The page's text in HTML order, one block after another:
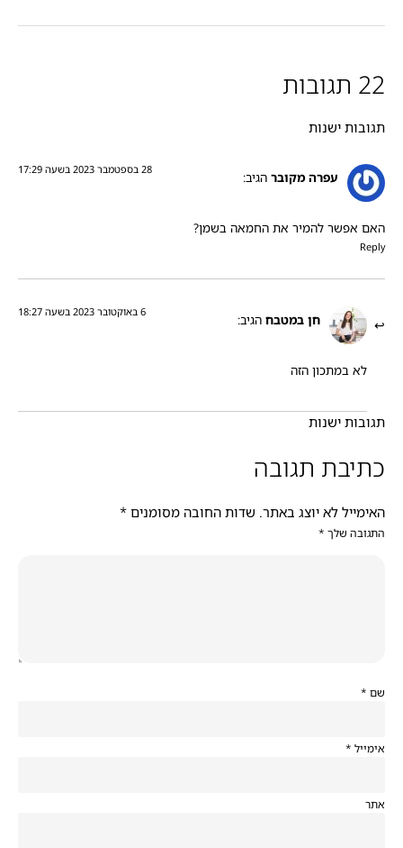
22 תגובות
תגובות ישנות
עפרה מקובר הגיב:
28 בספטמבר 2023 בשעה 17:29
האם אפשר להמיר את החמאה בשמן?
Reply
חן במטבח הגיב:
6 באוקטובר 2023 בשעה 18:27
לא במתכון הזה
תגובות ישנות
כתיבת תגובה
האימייל לא יוצג באתר. שדות החובה מסומנים *
התגובה שלך *
שם *
אימייל *
אתר